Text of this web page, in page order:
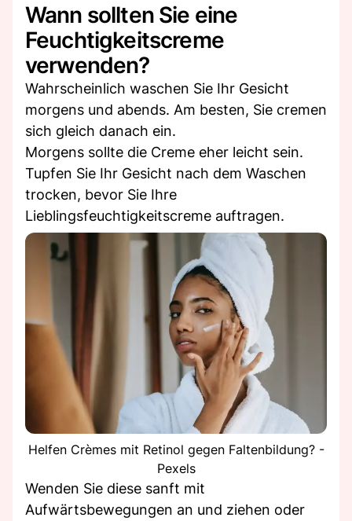
Wann sollten Sie eine
Feuchtigkeitscreme
verwenden?
Wahrscheinlich waschen Sie Ihr Gesicht
morgens und abends. Am besten, Sie cremen
sich gleich danach ein.
Morgens sollte die Creme eher leicht sein.
Tupfen Sie Ihr Gesicht nach dem Waschen
trocken, bevor Sie Ihre
Lieblingsfeuchtigkeitscreme auftragen.
Helfen Crèmes mit Retinol gegen Faltenbildung? -
Pexels
Wenden Sie diese sanft mit
Aufwärtsbewegungen an und ziehen oder